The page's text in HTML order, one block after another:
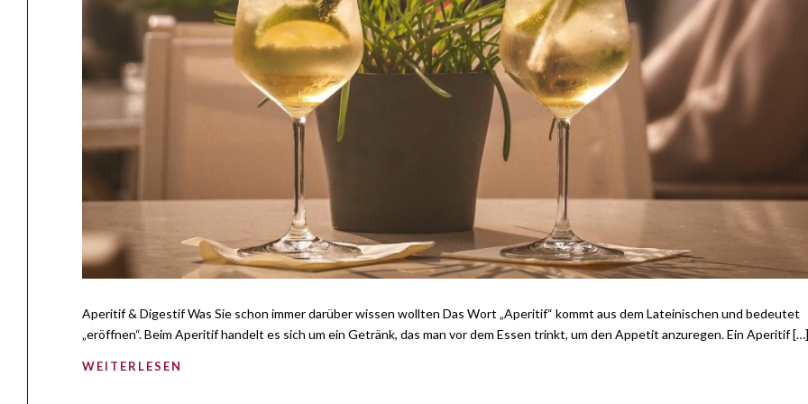
Aperitif & Digestif Was Sie schon immer darüber wissen wollten Das Wort „Aperitif“ kommt aus dem Lateinischen und bedeutet
„eröffnen“. Beim Aperitif handelt es sich um ein Getränk, das man vor dem Essen trinkt, um den Appetit anzuregen. Ein Aperitif […]
WEITERLESEN